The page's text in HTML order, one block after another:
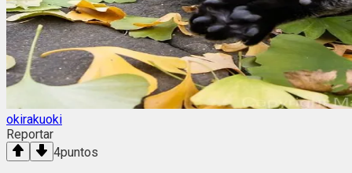
okirakuoki
Reportar
4puntos